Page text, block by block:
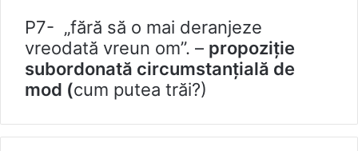
P7- „fără să o mai deranjeze
vreodată vreun om”. – propoziție
subordonată circumstanțială de
mod (cum putea trăi?)